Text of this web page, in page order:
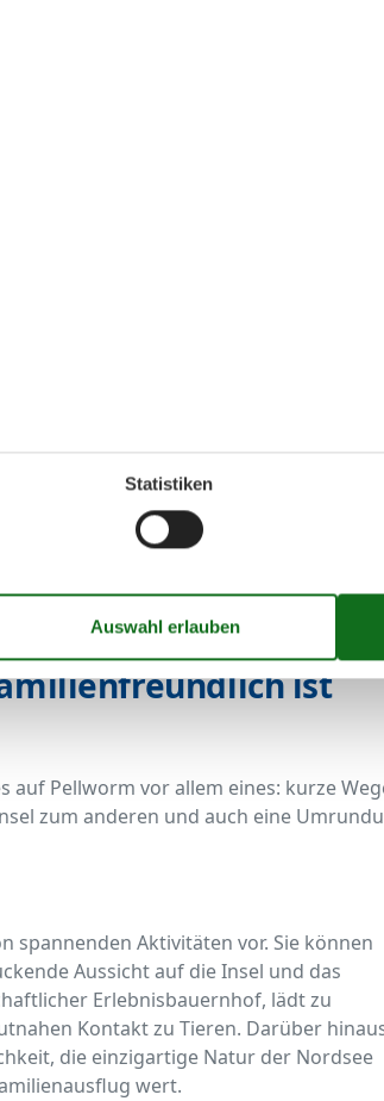
„Leuchtturm“. Er ist besonders für
Lebens-Rettungs-Gesellschaft
ist
Pellworm vor allem eines: kurze
zum anderen und auch eine
spannenden Aktivitäten vor. Sie können
Aussicht auf die Insel und das
Erlebnisbauernhof, lädt zu
Kontakt zu Tieren. Darüber
die einzigartige Natur der Nordsee
wert.
Statistiken